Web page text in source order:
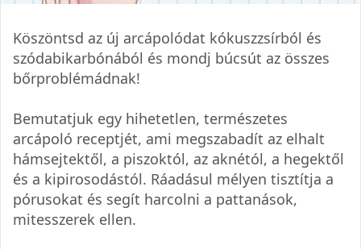
Köszöntsd az új arcápolódat kókuszzsírból és
szódabikarbónából és mondj búcsút az összes
bőrproblémádnak!
Bemutatjuk egy hihetetlen, természetes
arcápoló receptjét, ami megszabadít az elhalt
hámsejtektől, a piszoktól, az aknétól, a hegektől
és a kipirosodástól. Ráadásul mélyen tisztítja a
pórusokat és segít harcolni a pattanások,
mitesszerek ellen.